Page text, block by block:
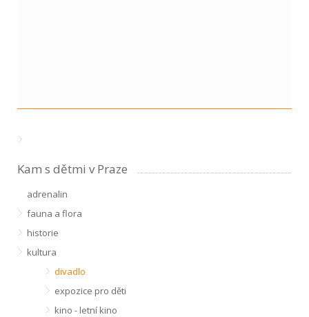
Kam s dětmi v Praze
adrenalin
fauna a flora
historie
kultura
divadlo
expozice pro děti
kino - letní kino